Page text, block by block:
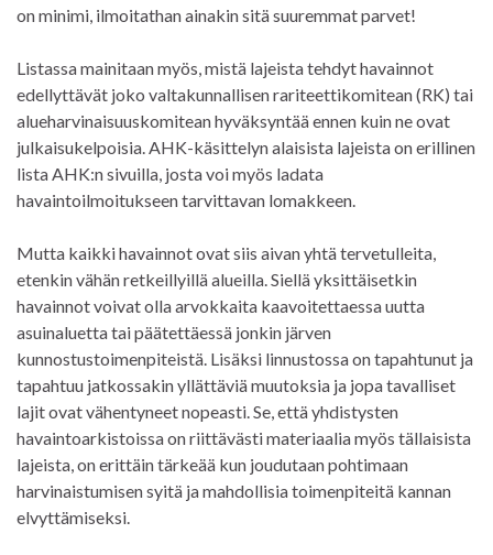
on minimi, ilmoitathan ainakin sitä suuremmat parvet!
Listassa mainitaan myös, mistä lajeista tehdyt havainnot
edellyttävät joko valtakunnallisen rariteettikomitean (RK) tai
alueharvinaisuuskomitean hyväksyntää ennen kuin ne ovat
julkaisukelpoisia. AHK-käsittelyn alaisista lajeista on erillinen
lista AHK:n sivuilla, josta voi myös ladata
havaintoilmoitukseen tarvittavan lomakkeen.
Mutta kaikki havainnot ovat siis aivan yhtä tervetulleita,
etenkin vähän retkeillyillä alueilla. Siellä yksittäisetkin
havainnot voivat olla arvokkaita kaavoitettaessa uutta
asuinaluetta tai päätettäessä jonkin järven
kunnostustoimenpiteistä. Lisäksi linnustossa on tapahtunut ja
tapahtuu jatkossakin yllättäviä muutoksia ja jopa tavalliset
lajit ovat vähentyneet nopeasti. Se, että yhdistysten
havaintoarkistoissa on riittävästi materiaalia myös tällaisista
lajeista, on erittäin tärkeää kun joudutaan pohtimaan
harvinaistumisen syitä ja mahdollisia toimenpiteitä kannan
elvyttämiseksi.